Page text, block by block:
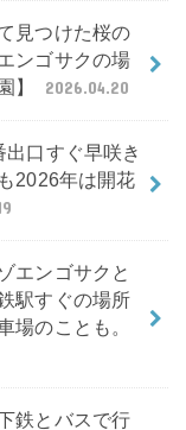
見つけた桜の
ンゴサクの場
】
2026.04.20
口すぐ早咲き
2026年は開花
エンゴサクと
駅すぐの場所
場のことも。
鉄とバスで行